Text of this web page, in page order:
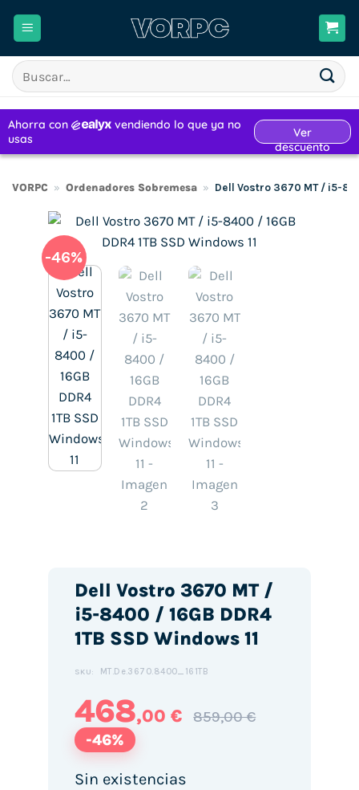
Buscar
por:
VORPC » Ordenadores Sobremesa » Dell Vostro 3670 MT / i5-
-46%
Dell Vostro 3670 MT /
i5-8400 / 16GB DDR4
1TB SSD Windows 11
SKU: MT.De.3670.8400_161TB
468,00 € 859,00 €
-46%
Sin existencias